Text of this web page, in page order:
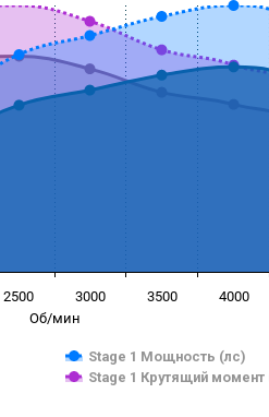
Об/мин
Stage 1 Мощность (лс)
Stage 1 Крутящий
2500 3000 3500 4000